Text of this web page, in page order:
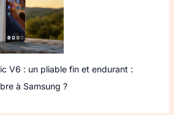
V6 : un pliable fin et endurant :
à Samsung ?